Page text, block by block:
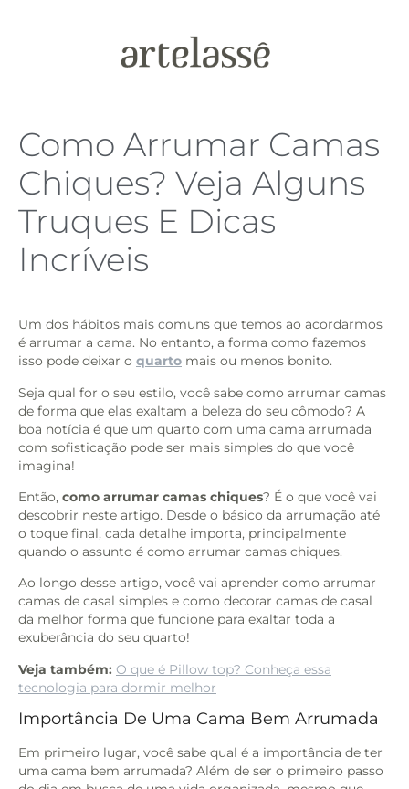
Como Arrumar Camas
Chiques? Veja Alguns
Truques E Dicas
Incríveis
Um dos hábitos mais comuns que temos ao acordarmos
é arrumar a cama. No entanto, a forma como fazemos
isso pode deixar o quarto mais ou menos bonito.
Seja qual for o seu estilo, você sabe como arrumar camas
de forma que elas exaltam a beleza do seu cômodo? A
boa notícia é que um quarto com uma cama arrumada
com sofisticação pode ser mais simples do que você
imagina!
Então, como arrumar camas chiques? É o que você vai
descobrir neste artigo. Desde o básico da arrumação até
o toque final, cada detalhe importa, principalmente
quando o assunto é como arrumar camas chiques.
Ao longo desse artigo, você vai aprender como arrumar
camas de casal simples e como decorar camas de casal
da melhor forma que funcione para exaltar toda a
exuberância do seu quarto!
Veja também: O que é Pillow top? Conheça essa
tecnologia para dormir melhor
Importância De Uma Cama Bem Arrumada
Em primeiro lugar, você sabe qual é a importância de ter
uma cama bem arrumada? Além de ser o primeiro passo